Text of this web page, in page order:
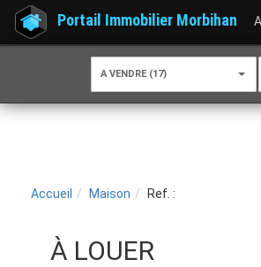
Portail Immobilier Morbihan
A VENDRE (17)
Accueil Maison Ref. :
À LOUER